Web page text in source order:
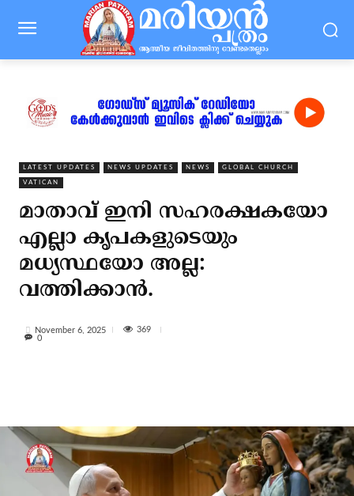
LATEST UPDATES NEWS UPDATES NEWS GLOBAL CHURCH
VATICAN
മാതാവ് ഇനി സഹരക്ഷകയോ
എല്ലാ കൃപകളുടെയും
മധ്യസ്ഥയോ അല്ല:
വത്തിക്കാന്‍.
November 6, 2025
369
0